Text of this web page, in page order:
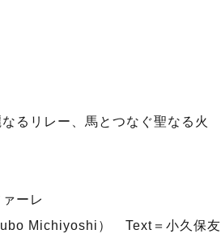
るリレー、馬とつなぐ聖なる火
ーレ
Michiyoshi） Text＝小久保友